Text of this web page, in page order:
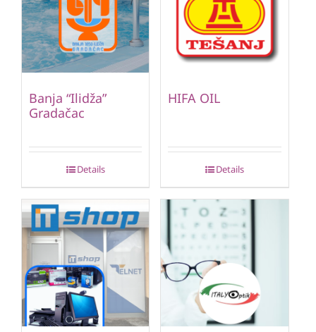
Banja “Ilidža”
Gradačac
Details
HIFA OIL
Details